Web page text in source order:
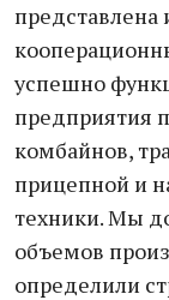
представлена
успешно
предприятия
комбайнов,
прицепной и
техники. Мы
объемов
определили